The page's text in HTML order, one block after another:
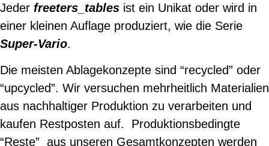
Jeder freeters_tables ist ein Unikat oder wird in
einer kleinen Auflage produziert, wie die Serie
Super-Vario.
Die meisten Ablagekonzepte sind “recycled” oder
“upcycled”. Wir versuchen mehrheitlich Materialien
aus nachhaltiger Produktion zu verarbeiten und
kaufen Restposten auf. Produktionsbedingte
“Reste” aus unseren Gesamtkonzepten werden